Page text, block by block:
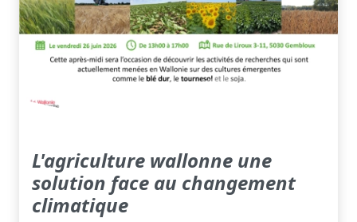
L'agriculture wallonne une
solution face au changement
climatique